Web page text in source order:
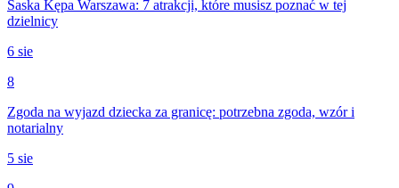
Saska Kępa Warszawa: 7 atrakcji, które musisz poznać w tej
dzielnicy
6 sie
8
Zgoda na wyjazd dziecka za granicę: potrzebna zgoda, wzór i
notarialny
5 sie